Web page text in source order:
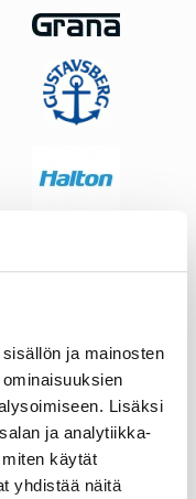
ja mainosten
Lisäksi
ja analytiikka-
käytät
yhdistää näitä